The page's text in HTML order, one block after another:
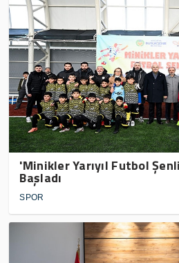
'Minikler Yarıyıl Futbol
Başladı
SPOR